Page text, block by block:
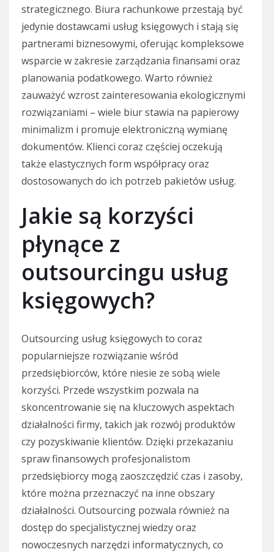
strategicznego. Biura rachunkowe przestają być
jedynie dostawcami usług księgowych i stają się
partnerami biznesowymi, oferując kompleksowe
wsparcie w zakresie zarządzania finansami oraz
planowania podatkowego. Warto również
zauważyć wzrost zainteresowania ekologicznymi
rozwiązaniami – wiele biur stawia na papierowy
minimalizm i promuje elektroniczną wymianę
dokumentów. Klienci coraz częściej oczekują
także elastycznych form współpracy oraz
dostosowanych do ich potrzeb pakietów usług.
Jakie są korzyści
płynące z
outsourcingu usług
księgowych?
Outsourcing usług księgowych to coraz
popularniejsze rozwiązanie wśród
przedsiębiorców, które niesie ze sobą wiele
korzyści. Przede wszystkim pozwala na
skoncentrowanie się na kluczowych aspektach
działalności firmy, takich jak rozwój produktów
czy pozyskiwanie klientów. Dzięki przekazaniu
spraw finansowych profesjonalistom
przedsiębiorcy mogą zaoszczędzić czas i zasoby,
które można przeznaczyć na inne obszary
działalności. Outsourcing pozwala również na
dostęp do specjalistycznej wiedzy oraz
nowoczesnych narzędzi informatycznych, co